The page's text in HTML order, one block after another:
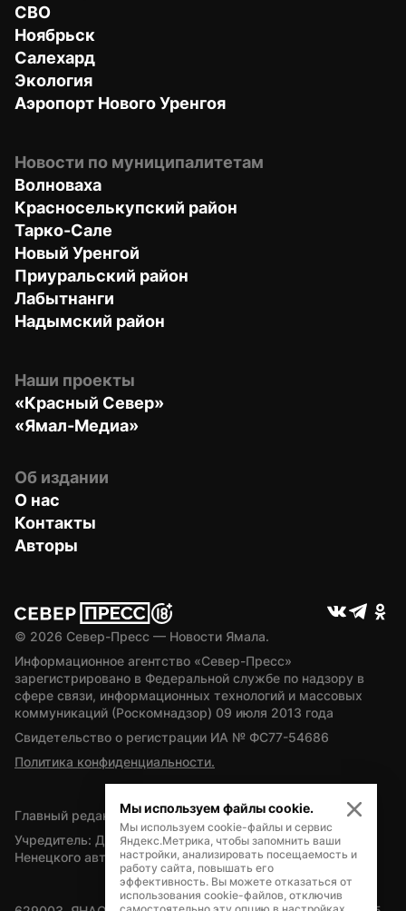
СВО
Ноябрьск
Салехард
Экология
Аэропорт Нового Уренгоя
Новости по муниципалитетам
Волноваха
Красноселькупский район
Тарко-Сале
Новый Уренгой
Приуральский район
Лабытнанги
Надымский район
Наши проекты
«Красный Север»
«Ямал-Медиа»
Об издании
О нас
Контакты
Авторы
© 2026 Север-Пресс — Новости Ямала.
Информационное агентство «Север-Пресс»
зарегистрировано в Федеральной службе по надзору в
сфере связи, информационных технологий и массовых
коммуникаций (Роскомнадзор) 09 июля 2013 года
Свидетельство о регистрации ИА № ФС77-54686
Политика конфиденциальности.
Главный редактор — А.Л. Поздеев
Учредитель: Департамент внутренней политики Ямало-
Ненецкого автономного округа
Мы используем файлы cookie.
Мы используем cookie-файлы и сервис
Яндекс.Метрика, чтобы запомнить ваши
настройки, анализировать посещаемость и
работу сайта, повышать его
эффективность. Вы можете отказаться от
использования cookie-файлов, отключив